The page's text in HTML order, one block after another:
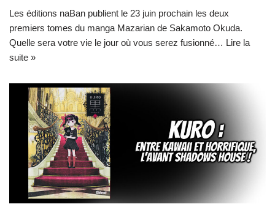
Les éditions naBan publient le 23 juin prochain les deux
premiers tomes du manga Mazarian de Sakamoto Okuda.
Quelle sera votre vie le jour où vous serez fusionné… Lire la
suite »